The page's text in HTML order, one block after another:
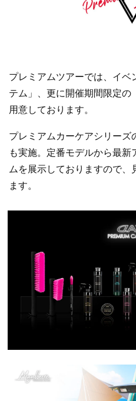
プレミアムツアーでは、イベ
テム」、更に開催期間限定
用意しております。
プレミアムカーケアシリーズ
も実施。定番モデルから最
ムを展示しておりますので
ます。